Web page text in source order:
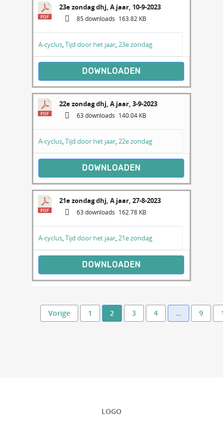
23e zondag dhj, A jaar, 10-9-2023
85 downloads 163.82 KB
A-cyclus,Tijd door het jaar,23e zondag
DOWNLOADEN
22e zondag dhj, A jaar, 3-9-2023
63 downloads 140.04 KB
A-cyclus,Tijd door het jaar,22e zondag
DOWNLOADEN
21e zondag dhj, A jaar, 27-8-2023
63 downloads 162.78 KB
A-cyclus,Tijd door het jaar,21e zondag
DOWNLOADEN
Vorige 1 2 3 4 … 9
LOGO